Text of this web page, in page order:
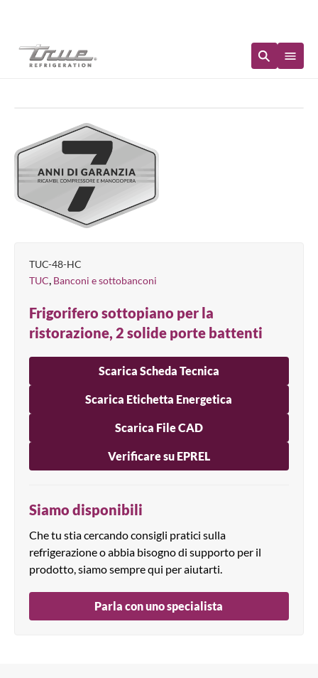
TUC-48-HC
TUC Banconi e sottobanconi
Frigorifero sottopiano per la
ristorazione, 2 solide porte battenti
Scarica Scheda Tecnica
Scarica Etichetta Energetica
Scarica File CAD
Verificare su EPREL
Siamo disponibili
Che tu stia cercando consigli pratici sulla
refrigerazione o abbia bisogno di supporto per il
prodotto, siamo sempre qui per aiutarti.
Parla con uno specialista